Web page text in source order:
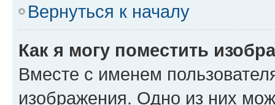
Вернуться к началу
Как я могу поместить
Вместе с именем
изображения. Одно из них